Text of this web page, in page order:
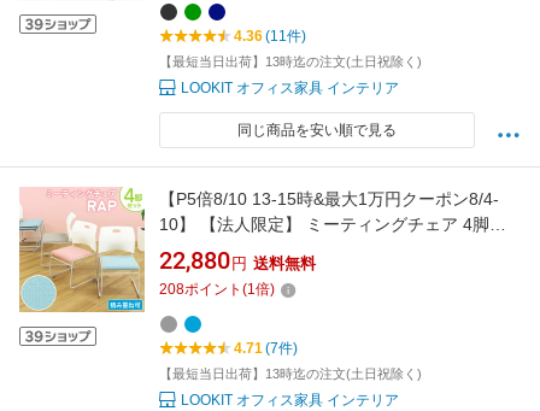
4.36(11件)
【最短当日出荷】13時迄の注文(土日祝除く)
LOOKIT オフィス家具 インテリア
同じ商品を安い順で見る
【P5倍8/10 13-15時&最大1万円クーポン8/4-
10】 【法人限定】 ミーティングチェア 4脚セ
ット スタッキングチェア 会議用椅子 メッシュ
会議チェア スタック 椅子 軽量 積み重ね ループ
脚 会議室 Rap-SCM-S4
22,880 円 送料無料
208ポイント (1倍)
4.71(7件)
【最短当日出荷】13時迄の注文(土日祝除く)
LOOKIT オフィス家具 インテリア